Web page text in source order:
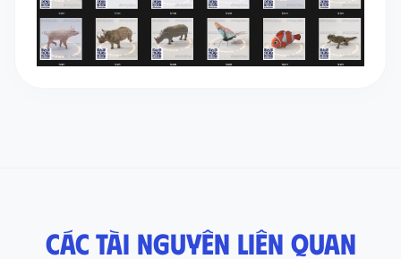
Các tài nguyên liên quan